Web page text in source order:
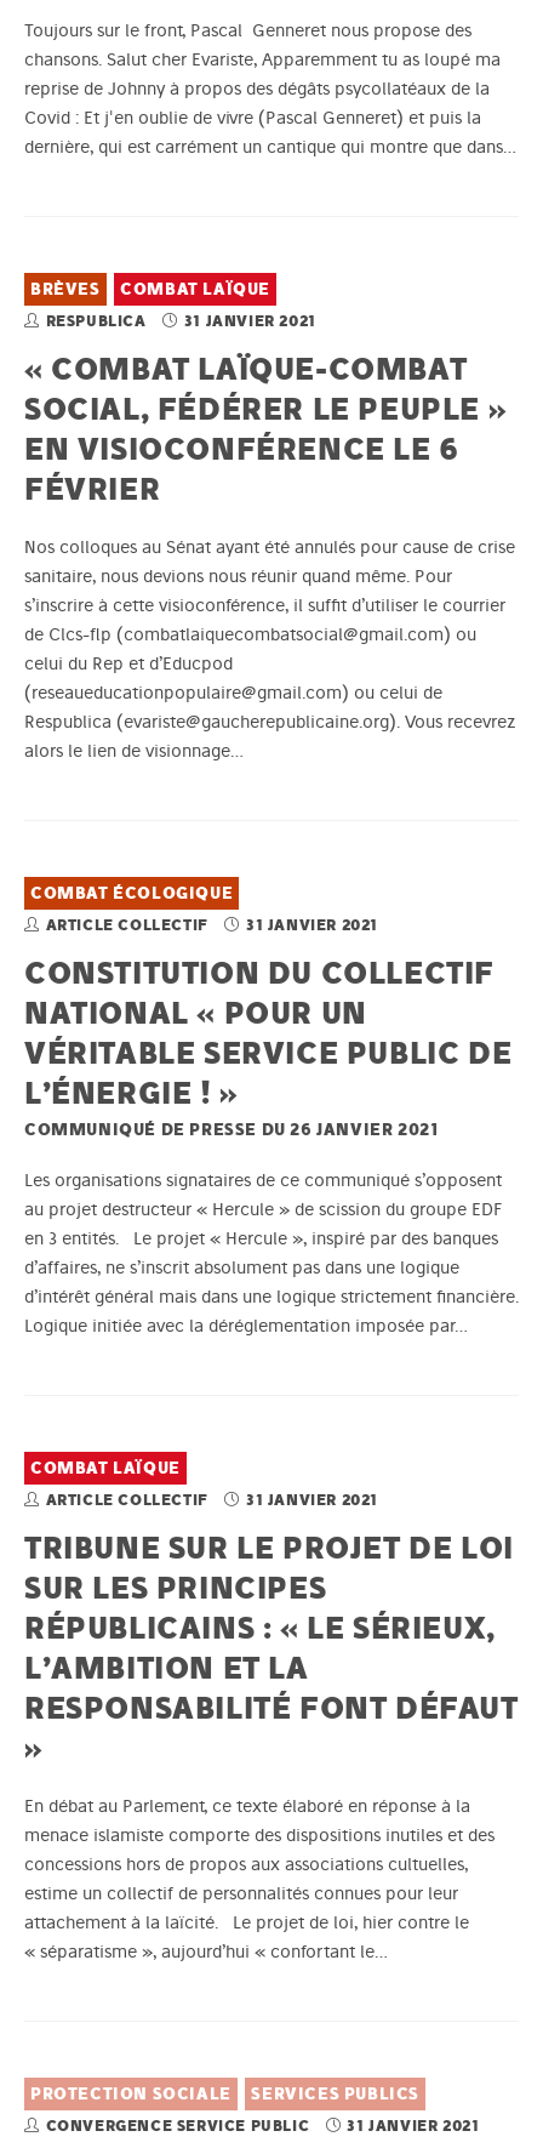
Toujours sur le front, Pascal Genneret nous propose des
chansons. Salut cher Evariste, Apparemment tu as loupé ma
reprise de Johnny à propos des dégâts psycollatéaux de la
Covid : Et j'en oublie de vivre (Pascal Genneret) et puis la
dernière, qui est carrément un cantique qui montre que dans…
BRÈVES COMBAT LAÏQUE
RESPUBLICA 31 JANVIER 2021
« COMBAT LAÏQUE-COMBAT
SOCIAL, FÉDÉRER LE PEUPLE »
EN VISIOCONFÉRENCE LE 6
FÉVRIER
Nos colloques au Sénat ayant été annulés pour cause de crise
sanitaire, nous devions nous réunir quand même. Pour
s’inscrire à cette visioconférence, il suffit d’utiliser le courrier
de Clcs-flp (combatlaiquecombatsocial@gmail.com) ou
celui du Rep et d’Educpod
(reseaueducationpopulaire@gmail.com) ou celui de
Respublica (evariste@gaucherepublicaine.org). Vous recevrez
alors le lien de visionnage…
COMBAT ÉCOLOGIQUE
ARTICLE COLLECTIF 31 JANVIER 2021
CONSTITUTION DU COLLECTIF
NATIONAL « POUR UN
VÉRITABLE SERVICE PUBLIC DE
L’ÉNERGIE ! »
COMMUNIQUÉ DE PRESSE DU 26 JANVIER 2021
Les organisations signataires de ce communiqué s’opposent
au projet destructeur « Hercule » de scission du groupe EDF
en 3 entités. Le projet « Hercule », inspiré par des banques
d’affaires, ne s’inscrit absolument pas dans une logique
d’intérêt général mais dans une logique strictement financière.
Logique initiée avec la déréglementation imposée par…
COMBAT LAÏQUE
ARTICLE COLLECTIF 31 JANVIER 2021
TRIBUNE SUR LE PROJET DE LOI
SUR LES PRINCIPES
RÉPUBLICAINS : « LE SÉRIEUX,
L’AMBITION ET LA
RESPONSABILITÉ FONT DÉFAUT
»
En débat au Parlement, ce texte élaboré en réponse à la
menace islamiste comporte des dispositions inutiles et des
concessions hors de propos aux associations cultuelles,
estime un collectif de personnalités connues pour leur
attachement à la laïcité. Le projet de loi, hier contre le
« séparatisme », aujourd’hui « confortant le…
PROTECTION SOCIALE SERVICES PUBLICS
CONVERGENCE SERVICE PUBLIC 31 JANVIER 2021